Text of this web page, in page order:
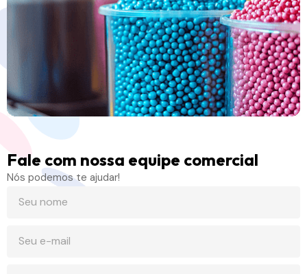
Fale com nossa equipe comercial
Nós podemos te ajudar!